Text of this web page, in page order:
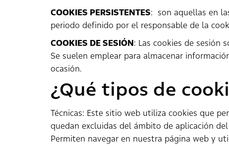
COOKIES PERSISTENTES: son aquellas en
periodo definido por el responsable de la
COOKIES DE SESIÓN: Las cookies de sesión
Se suelen emplear para almacenar
ocasión.
¿Qué tipos de
Técnicas: Este sitio web utiliza cookies que
quedan excluidas del ámbito de aplicación
Permiten navegar en nuestra página web y